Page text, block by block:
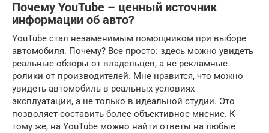
Почему YouTube – ценный источник
информации об авто?
YouTube стал незаменимым помощником при выборе
автомобиля. Почему? Все просто: здесь можно увидеть
реальные обзоры от владельцев, а не рекламные
ролики от производителей. Мне нравится, что можно
увидеть автомобиль в реальных условиях
эксплуатации, а не только в идеальной студии. Это
позволяет составить более объективное мнение. К
тому же, на YouTube можно найти ответы на любые